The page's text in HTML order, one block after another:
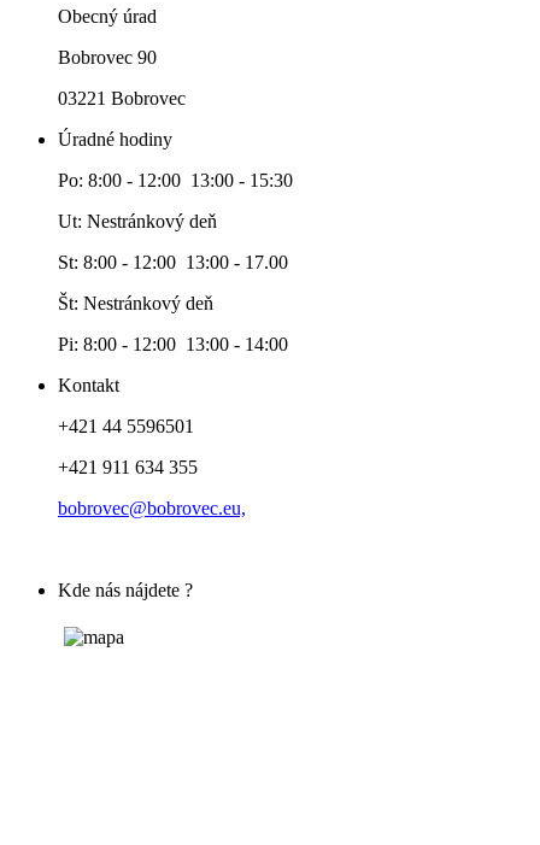
Obecný úrad
Bobrovec 90
03221 Bobrovec
Úradné hodiny
Po: 8:00 - 12:00 13:00 - 15:30
Ut: Nestránkový deň
St: 8:00 - 12:00 13:00 - 17.00
Št: Nestránkový deň
Pi: 8:00 - 12:00 13:00 - 14:00
Kontakt
+421 44 5596501
+421 911 634 355
bobrovec@bobrovec.eu,
Kde nás nájdete ?